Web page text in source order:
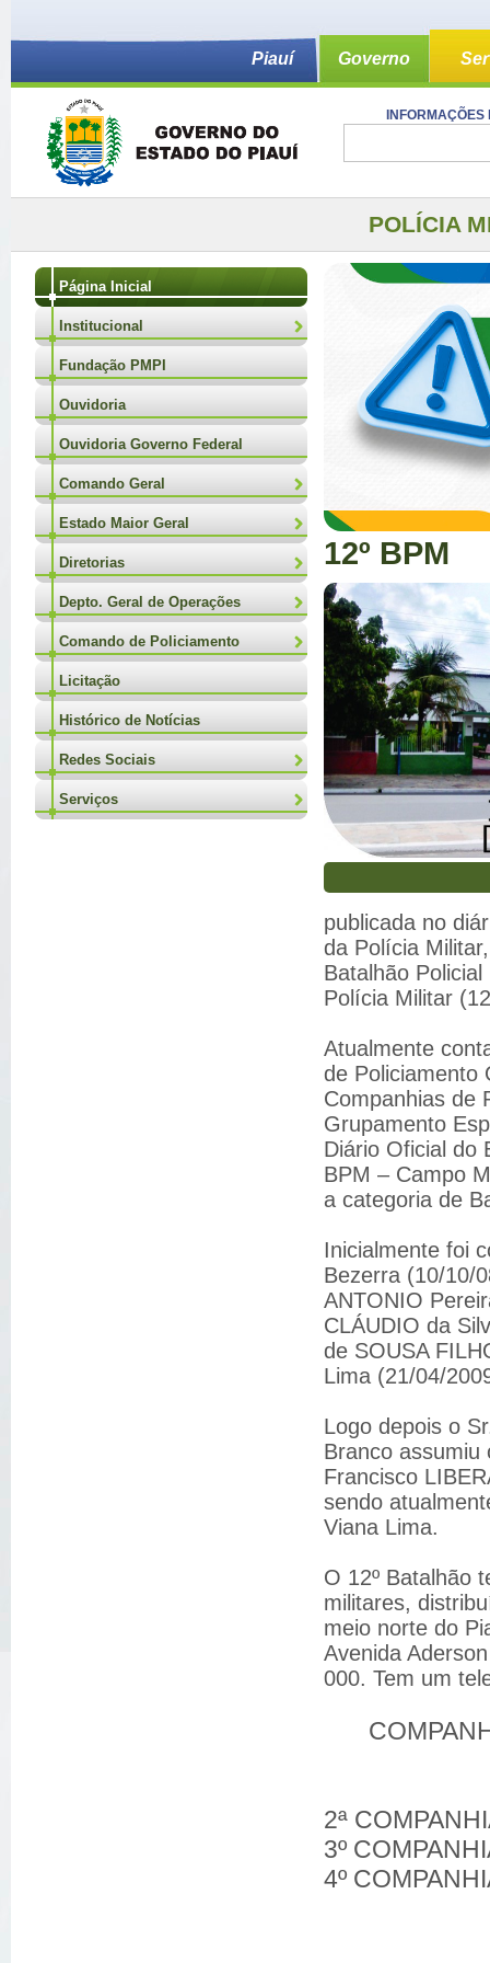
Piauí Governo
POLÍCIA
Página Inicial
Institucional
Fundação PMPI
Ouvidoria
Ouvidoria Governo Federal
Comando Geral
Estado Maior Geral
Diretorias
Depto. Geral de Operações
Comando de Policiamento
Licitação
Histórico de Notícias
Redes Sociais
Serviços
12º BPM
publicada no
da Polícia
Batalhão
Polícia Militar
Atualmente
de Policiamento
Companhias de
Grupamento
Diário Oficial do
BPM – Campo
a categoria de
Inicialmente foi
Bezerra (10/10/
ANTONIO
CLÁUDIO da
de SOUSA
Lima (21/04/
Logo depois o
Branco assumiu
Francisco
sendo
Viana Lima.
O 12º Batalhão
militares,
meio norte do
Avenida
000. Tem um
2ª
3º
4º